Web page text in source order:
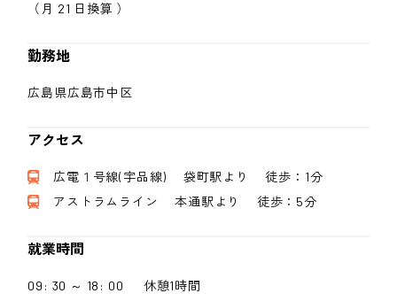
（月 21 日換算 ）
勤務地
広島県広島市中区
アクセス
広電１号線(宇品線) 袋町駅より 徒歩：1分
アストラムライン 本通駅より 徒歩：5分
就業時間
09: 30 ～ 18: 00 休憩1時間